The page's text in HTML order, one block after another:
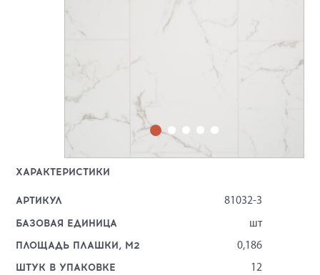
ХАРАКТЕРИСТИКИ
АРТИКУЛ
81032-3
БАЗОВАЯ ЕДИНИЦА
шт
ПЛОЩАДЬ ПЛАШКИ, М2
0,186
ШТУК В УПАКОВКЕ
12